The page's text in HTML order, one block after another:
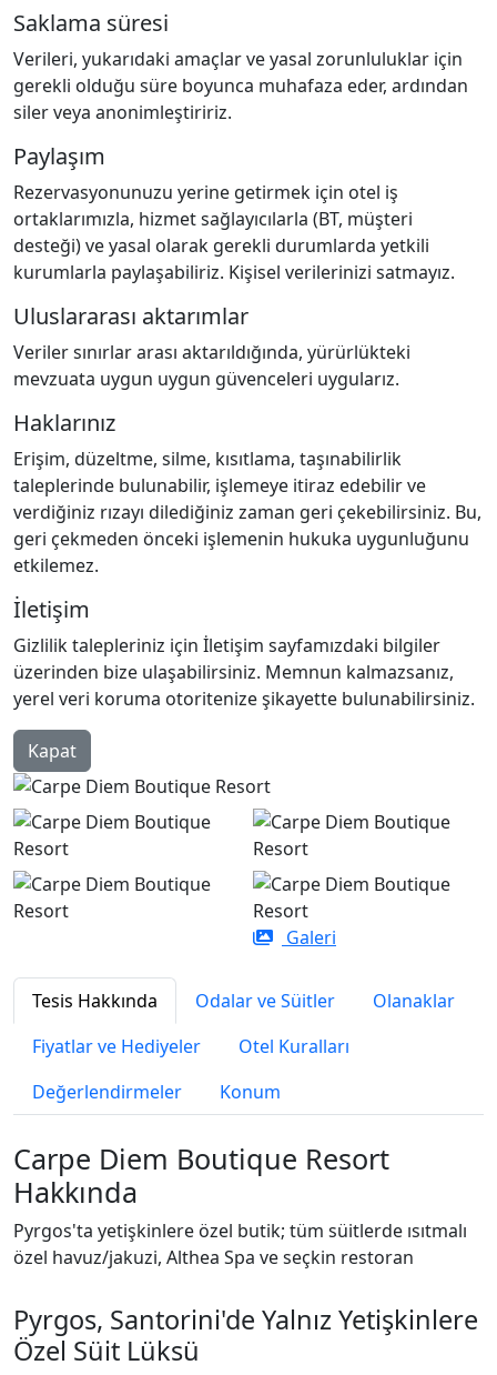
Saklama süresi
Verileri, yukarıdaki amaçlar ve yasal zorunluluklar için
gerekli olduğu süre boyunca muhafaza eder, ardından
siler veya anonimleştiririz.
Paylaşım
Rezervasyonunuzu yerine getirmek için otel iş
ortaklarımızla, hizmet sağlayıcılarla (BT, müşteri
desteği) ve yasal olarak gerekli durumlarda yetkili
kurumlarla paylaşabiliriz. Kişisel verilerinizi satmayız.
Uluslararası aktarımlar
Veriler sınırlar arası aktarıldığında, yürürlükteki
mevzuata uygun uygun güvenceleri uygularız.
Haklarınız
Erişim, düzeltme, silme, kısıtlama, taşınabilirlik
taleplerinde bulunabilir, işlemeye itiraz edebilir ve
verdiğiniz rızayı dilediğiniz zaman geri çekebilirsiniz. Bu,
geri çekmeden önceki işlemenin hukuka uygunluğunu
etkilemez.
İletişim
Gizlilik talepleriniz için İletişim sayfamızdaki bilgiler
üzerinden bize ulaşabilirsiniz. Memnun kalmazsanız,
yerel veri koruma otoritenize şikayette bulunabilirsiniz.
Kapat
Galeri
Tesis Hakkında Odalar ve Süitler
Olanaklar
Fiyatlar ve Hediyeler
Otel Kuralları
Değerlendirmeler
Konum
Carpe Diem Boutique Resort
Hakkında
Pyrgos'ta yetişkinlere özel butik; tüm süitlerde ısıtmalı
özel havuz/jakuzi, Althea Spa ve seçkin restoran
Pyrgos, Santorini'de Yalnız Yetişkinlere
Özel Süit Lüksü